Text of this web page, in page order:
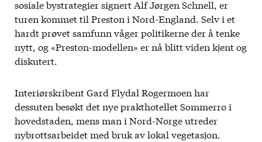
sosiale bystrategier signert Alf Jørgen Schnell, er
turen kommet til Preston i Nord-England. Selv i et
hardt prøvet samfunn våger politikerne der å tenke
nytt, og «Preston-modellen» er nå blitt viden kjent og
diskutert.
Interiørskribent Gard Flydal Rogermoen har
dessuten besøkt det nye prakthotellet Sommerro i
hovedstaden, mens man i Nord-Norge utreder
nybrottsarbeidet med bruk av lokal vegetasjon.